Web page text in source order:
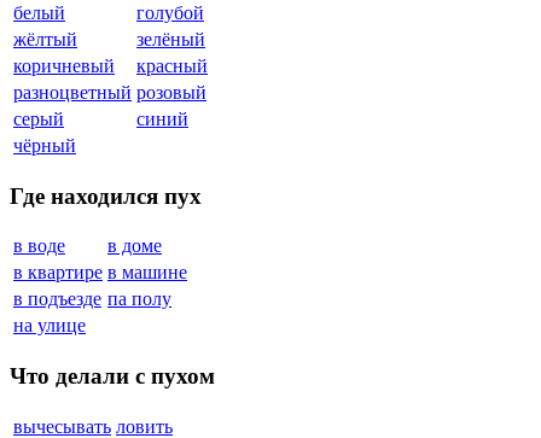
белый
голубой
жёлтый
зелёный
коричневый
красный
разноцветный розовый
серый
синий
чёрный
Где находился пух
в воде
в доме
в квартире в машине
в подъезде па полу
на улице
Что делали с пухом
вычесывать ловить